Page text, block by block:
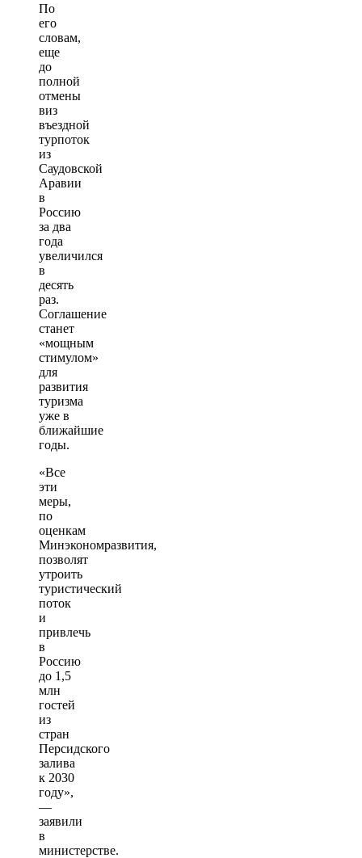
По
его
словам,
еще
до
полной
отмены
виз
въездной
турпоток
из
Саудовской
Аравии
в
Россию
за два
года
увеличился
в
десять
раз.
Соглашение
станет
«мощным
стимулом»
для
развития
туризма
уже в
ближайшие
годы.
«Все
эти
меры,
по
оценкам
Минэкономразвития,
позволят
утроить
туристический
поток
и
привлечь
в
Россию
до 1,5
млн
гостей
из
стран
Персидского
залива
к 2030
году»,
—
заявили
в
министерстве.